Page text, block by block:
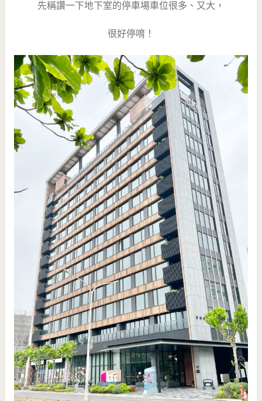
先稱讚一下地下室的停車場車位很多、又大，
很好停唷！